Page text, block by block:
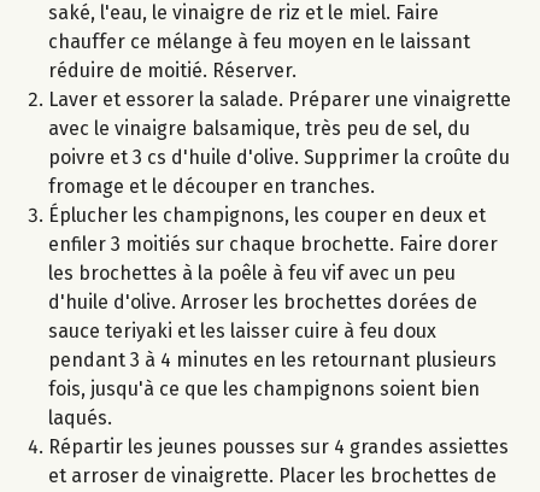
saké, l'eau, le vinaigre de riz et le miel. Faire
chauffer ce mélange à feu moyen en le laissant
réduire de moitié. Réserver.
Laver et essorer la salade. Préparer une vinaigrette
avec le vinaigre balsamique, très peu de sel, du
poivre et 3 cs d'huile d'olive. Supprimer la croûte du
fromage et le découper en tranches.
Éplucher les champignons, les couper en deux et
enfiler 3 moitiés sur chaque brochette. Faire dorer
les brochettes à la poêle à feu vif avec un peu
d'huile d'olive. Arroser les brochettes dorées de
sauce teriyaki et les laisser cuire à feu doux
pendant 3 à 4 minutes en les retournant plusieurs
fois, jusqu'à ce que les champignons soient bien
laqués.
Répartir les jeunes pousses sur 4 grandes assiettes
et arroser de vinaigrette. Placer les brochettes de